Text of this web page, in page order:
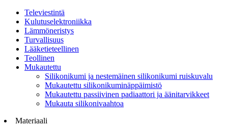
Televiestintä
Kulutuselektroniikka
Lämmöneristys
Turvallisuus
Lääketieteellinen
Teollinen
Mukautettu
Silikonikumi ja nestemäinen silikonikumi ruiskuvalu
Mukautettu silikonikuminäppäimistö
Mukautettu passiivinen padiaattori ja äänitarvikkeet
Mukauta silikonivaahtoa
Materiaali